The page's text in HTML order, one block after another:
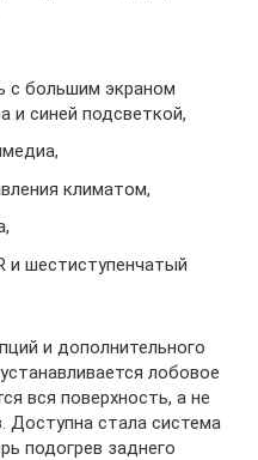
с большим экраном
и синей подсветкой,
климатом,
и шестиступенчатый
и дополнительного
лобовое
вся поверхность, а не
Доступна стала система
подогрев заднего